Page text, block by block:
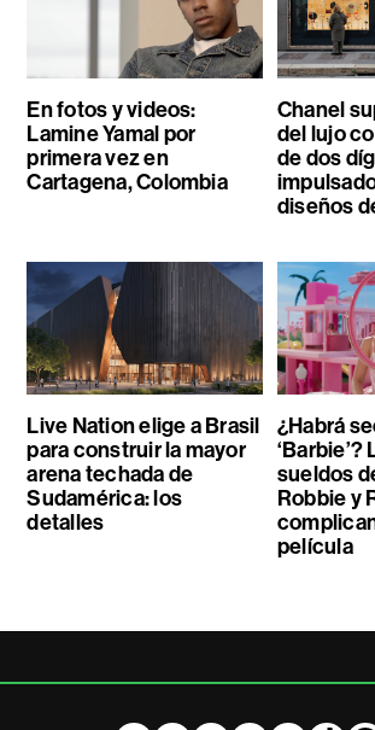
En fotos y videos:
Lamine Yamal por
primera vez en
Cartagena, Colombia
Chanel
del lujo
de dos
diseños
Live Nation elige a Brasil
para construir la mayor
arena techada de
Sudamérica: los
detalles
¿Habrá
sueldos
Robbie y
película